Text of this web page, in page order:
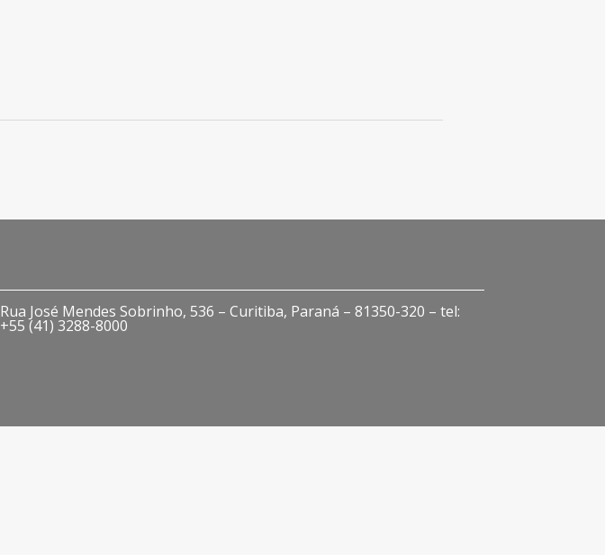
Rua José Mendes Sobrinho, 536 – Curitiba, Paraná – 81350-320 – tel:
+55 (41) 3288-8000